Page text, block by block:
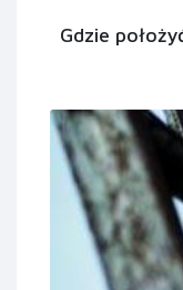
Gdzie